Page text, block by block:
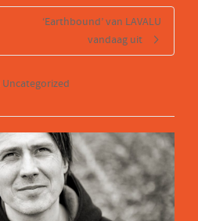
‘Earthbound’ van LAVALU
vandaag uit
Uncategorized